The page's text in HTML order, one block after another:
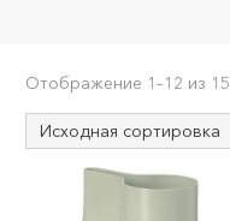
Отображение 1–12 из 15